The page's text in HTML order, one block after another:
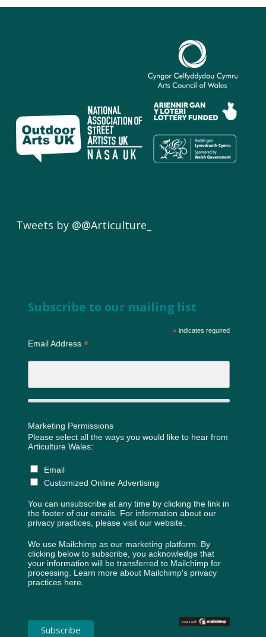
Tweets by @@Articulture_
Subscribe to our mailing list
*indicates required
Email Address *
Marketing Permissions
Please select all the ways you would like to hear from
Articulture Wales:
Email
Customized Online Advertising
You can unsubscribe at any time by clicking the link in
the footer of our emails. For information about our
privacy practices, please visit our website.
We use Mailchimp as our marketing platform. By
clicking below to subscribe, you acknowledge that
your information will be transferred to Mailchimp for
processing. Learn more about Mailchimp's privacy
practices here.